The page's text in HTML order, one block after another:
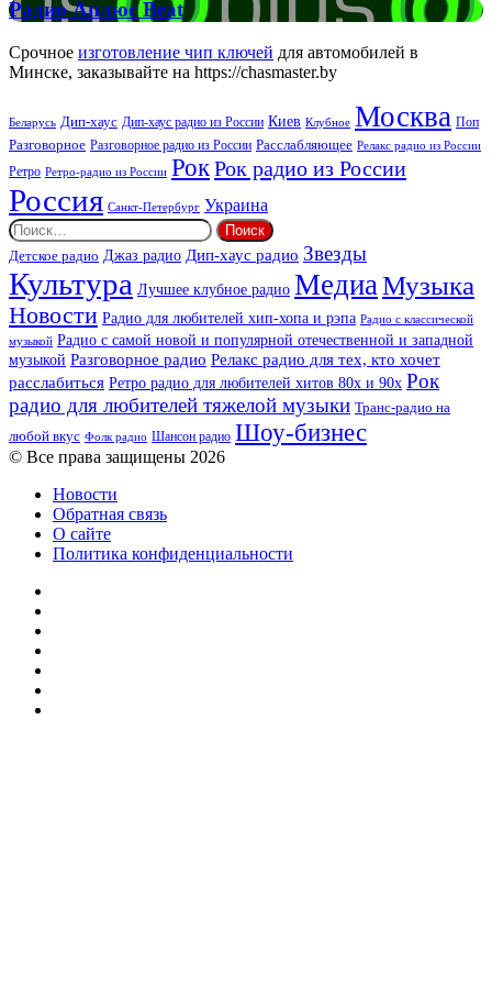
Радио
Аплюс
Beat
Радио Аплюс Beat
Срочное изготовление чип ключей для автомобилей в
Минске, заказывайте на https://chasmaster.by
Беларусь Дип-хаус Дип-хаус радио из России Киев Клубное Москва Поп
Разговорное Разговорное радио из России Расслабляющее Релакс радио из России
Ретро Ретро-радио из России РокРок радио из России
Россия Санкт-Петербург Украина
Найти:
Детское радио Джаз радио Дип-хаус радио Звезды
Культура Лучшее клубное радио МедиаМузыка
Новости Радио для любителей хип-хопа и рэпа Радио с классической
музыкой Радио с самой новой и популярной отечественной и западной
музыкой Разговорное радио Релакс радио для тех, кто хочет
расслабиться Ретро радио для любителей хитов 80х и 90х Рок
радио для любителей тяжелой музыки Транс-радио на
любой вкус Фолк радио Шансон радио Шоу-бизнес
© Все права защищены 2026
Новости
Обратная связь
О сайте
Политика конфиденциальности